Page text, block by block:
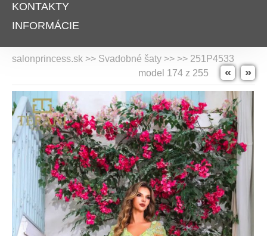
KONTAKTY
INFORMÁCIE
salonprincess.sk >> Svadobné šaty >> >> 251P4533
»
«
model 174 z 255